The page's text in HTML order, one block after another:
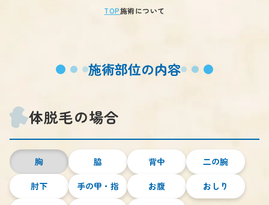
TOP施術について
施術部位の内容
体脱毛の場合
胸 脇 背中 二の腕
肘下 手の甲・指 お腹 おしり